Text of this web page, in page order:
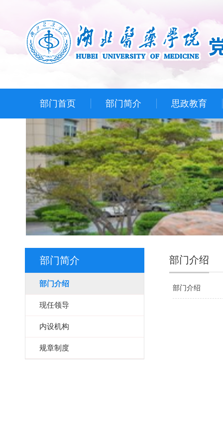
部门首页 部门简介 思政教育
部门简介
部门介绍
现任领导
内设机构
规章制度
部门介绍
部门介绍